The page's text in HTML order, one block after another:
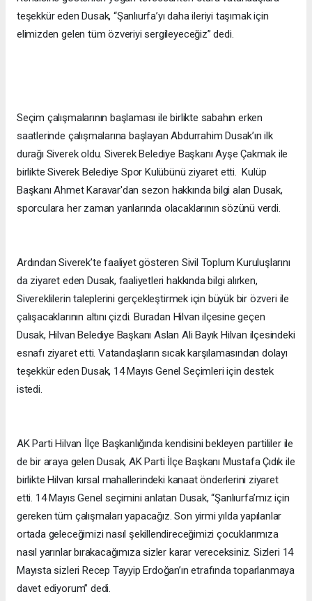
teşekkür eden Dusak, “Şanlıurfa’yı daha ileriyi taşımak için
elimizden gelen tüm özveriyi sergileyeceğiz” dedi.
Seçim çalışmalarının başlaması ile birlikte sabahın erken
saatlerinde çalışmalarına başlayan Abdurrahim Dusak’ın ilk
durağı Siverek oldu. Siverek Belediye Başkanı Ayşe Çakmak ile
birlikte Siverek Belediye Spor Kulübünü ziyaret etti. Kulüp
Başkanı Ahmet Karavar'dan sezon hakkında bilgi alan Dusak,
sporculara her zaman yanlarında olacaklarının sözünü verdi.
Ardından Siverek’te faaliyet gösteren Sivil Toplum Kuruluşlarını
da ziyaret eden Dusak, faaliyetleri hakkında bilgi alırken,
Sivereklilerin taleplerini gerçekleştirmek için büyük bir özveri ile
çalışacaklarının altını çizdi. Buradan Hilvan ilçesine geçen
Dusak, Hilvan Belediye Başkanı Aslan Ali Bayık Hilvan ilçesindeki
esnafı ziyaret etti. Vatandaşların sıcak karşılamasından dolayı
teşekkür eden Dusak, 14 Mayıs Genel Seçimleri için destek
istedi.
AK Parti Hilvan İlçe Başkanlığında kendisini bekleyen partililer ile
de bir araya gelen Dusak, AK Parti İlçe Başkanı Mustafa Çıdık ile
birlikte Hilvan kırsal mahallerindeki kanaat önderlerini ziyaret
etti. 14 Mayıs Genel seçimini anlatan Dusak, “Şanlıurfa’mız için
gereken tüm çalışmaları yapacağız. Son yirmi yılda yapılanlar
ortada geleceğimizi nasıl şekillendireceğimizi çocuklarımıza
nasıl yarınlar bırakacağımıza sizler karar vereceksiniz. Sizleri 14
Mayısta sizleri Recep Tayyip Erdoğan’ın etrafında toparlanmaya
davet ediyorum” dedi.